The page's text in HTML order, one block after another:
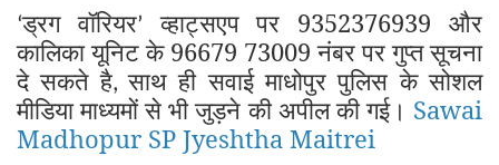
‘ड्रग वॉरियर’
व्हाट्सएप पर 9352376939 और
कालिका यूनिट के 96679 73009 नंबर पर गुप्त सूचना
दे सकते है,साथ ही सवाई माधोपुर पुलिस के सोशल
मीडिया माध्यमों से भी जुड़ने की अपील की गई। Sawai
Madhopur SP Jyeshtha Maitrei